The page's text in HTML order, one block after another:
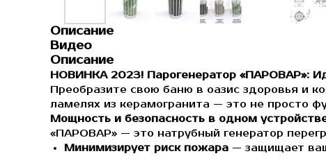
Описание
Видео
Описание
НОВИНКА 2023! Парогенератор «ПАРОВАР»:
Преобразите свою баню в оазис здоровья и
ламелях из керамогранита — это не просто
Мощность и безопасность в одном
«ПАРОВАР» — это натрубный генератор
Минимизирует риск пожара — защищает